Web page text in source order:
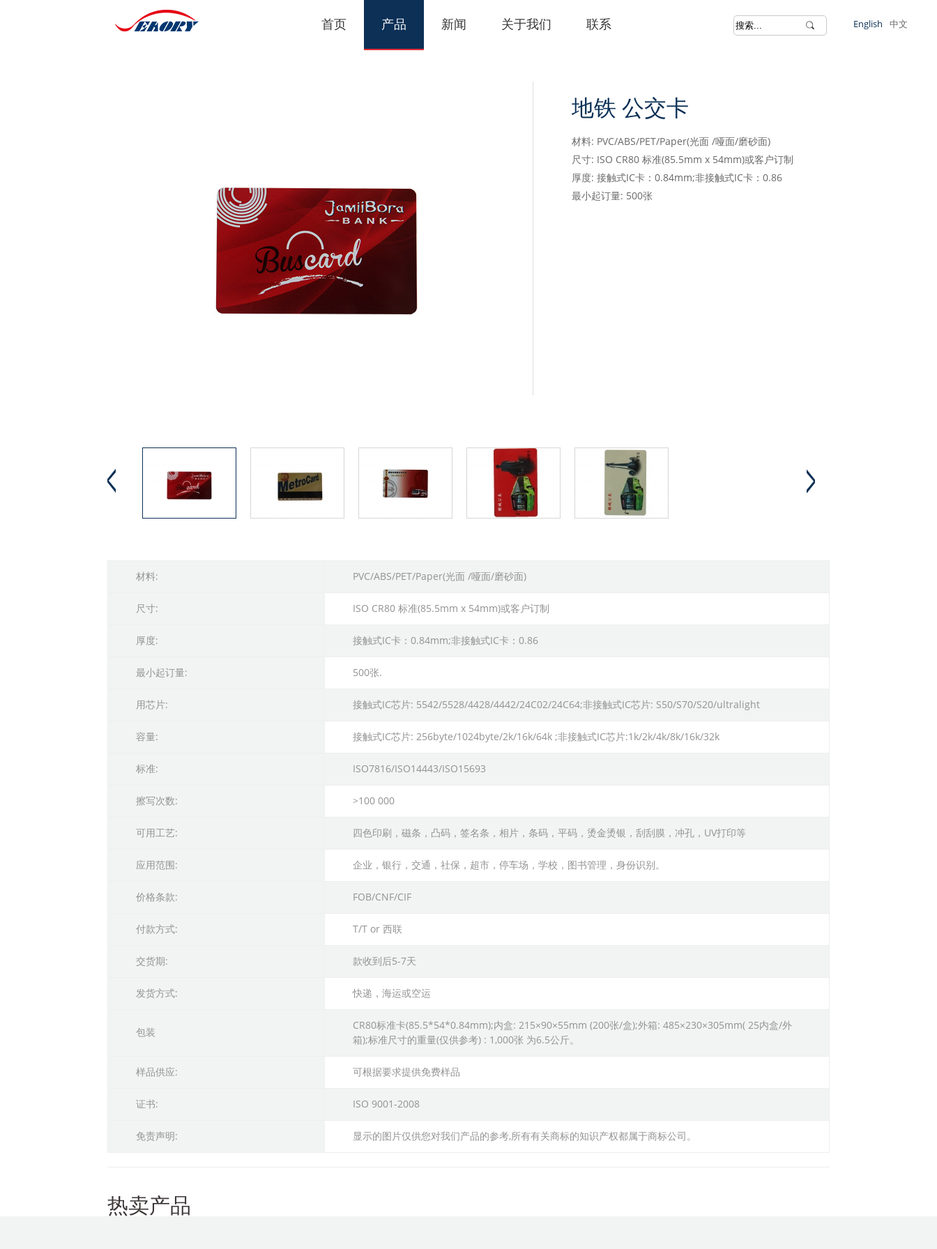
首页 产品 新闻 关于我们 联系 English 中文
地铁 公交卡
材料: PVC/ABS/PET/Paper(光面 /哑面/磨砂面)
尺寸: ISO CR80 标准(85.5mm x 54mm)或客户订制
厚度: 接触式IC卡：0.84mm;非接触式IC卡：0.86
最小起订量: 500张
材料: PVC/ABS/PET/Paper(光面 /哑面/磨砂面)
尺寸: ISO CR80 标准(85.5mm x 54mm)或客户订制
厚度: 接触式IC卡：0.84mm;非接触式IC卡：0.86
最小起订量: 500张.
用芯片: 接触式IC芯片: 5542/5528/4428/4442/24C02/24C64;非接触式IC芯片: S50/S70/S20/ultralight
容量: 接触式IC芯片: 256byte/1024byte/2k/16k/64k ;非接触式IC芯片:1k/2k/4k/8k/16k/32k
标准: ISO7816/ISO14443/ISO15693
擦写次数: >100 000
可用工艺: 四色印刷，磁条，凸码，签名条，相片，条码，平码，烫金烫银，刮刮膜，冲孔，UV打印等
应用范围: 企业，银行，交通，社保，超市，停车场，学校，图书管理，身份识别。
价格条款: FOB/CNF/CIF
付款方式: T/T or 西联
交货期: 款收到后5-7天
发货方式: 快递，海运或空运
包装
CR80标准卡(85.5*54*0.84mm);内盒: 215×90×55mm (200张/盒);外箱: 485×230×305mm( 25内盒/外
箱);标准尺寸的重量(仅供参考) : 1,000张 为6.5公斤。
样品供应: 可根据要求提供免费样品
证书: ISO 9001-2008
免责声明: 显示的图片仅供您对我们产品的参考,所有有关商标的知识产权都属于商标公司。
热卖产品